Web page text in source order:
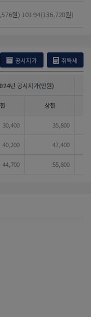
원) 101.94(136,728원)
공시지가 취득세
년 공시지가(만원)
상한
30,400 35,800
40,200 47,400
44,700 55,800